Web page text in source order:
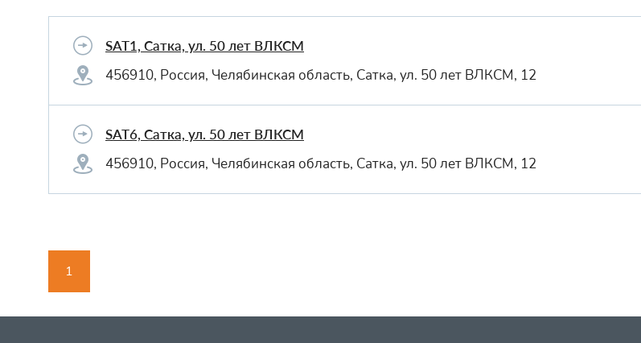
SAT1, Сатка, ул. 50 лет ВЛКСМ
456910, Россия, Челябинская область, Сатка, ул. 50 лет ВЛКСМ, 12
SAT6, Сатка, ул. 50 лет ВЛКСМ
456910, Россия, Челябинская область, Сатка, ул. 50 лет ВЛКСМ, 12
1